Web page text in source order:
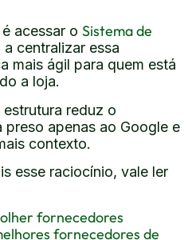
acessar o Sistema de
a centralizar essa
mais ágil para quem está
a loja.
reduz o
apenas ao Google e
contexto.
esse raciocínio, vale ler
fornecedores
fornecedores de